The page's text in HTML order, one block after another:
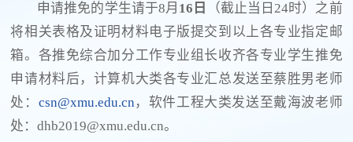
申请推免的学生请于8月 16日
（截止当日24时）之前
将相关表格及证明材料电子版提交到以上各专业指定邮
箱。各推免综合加分工作专业组长收齐各专业学生推免
申请材料后，计算机大类各专业汇总发送至蔡胜男老师
处： csn@xmu.edu.cn ，软件工程大类发送至戴海波老师
处：dhb2019@xmu.edu.cn。